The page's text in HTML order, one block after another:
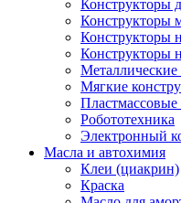
Конструкторы
Конструкторы
Конструкторы
Конструкторы
Металлические
Мягкие
Пластмассовые
Робототехника
Электронный
Масла и автохимия
Клеи (циакрин)
Краска